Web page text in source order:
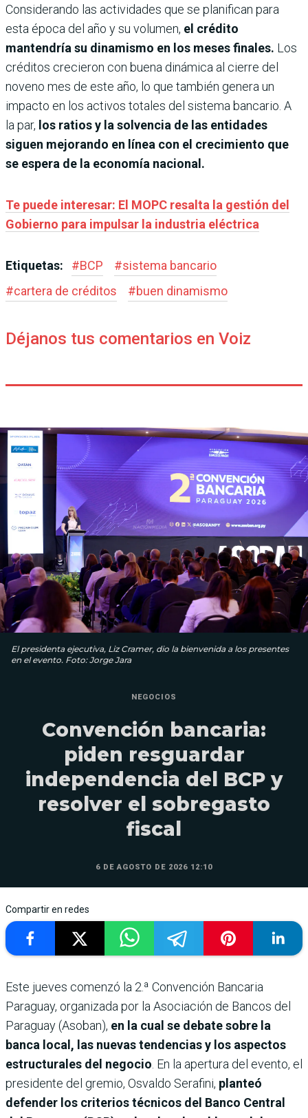
Considerando las actividades que se planifican para
esta época del año y su volumen, el crédito
mantendría su dinamismo en los meses finales. Los
créditos crecieron con buena dinámica al cierre del
noveno mes de este año, lo que también genera un
impacto en los activos totales del sistema bancario. A
la par, los ratios y la solvencia de las entidades
siguen mejorando en línea con el crecimiento que
se espera de la economía nacional.
Te puede interesar: El MOPC resalta la gestión del
Gobierno para impulsar la industria eléctrica
Etiquetas: #BCP #sistema bancario
#cartera de créditos #buen dinamismo
Déjanos tus comentarios en Voiz
El presidenta ejecutiva, Liz Cramer, dio la bienvenida a los presentes
en el evento. Foto: Jorge Jara
NEGOCIOS
Convención bancaria:
piden resguardar
independencia del BCP y
resolver el sobregasto
fiscal
6 DE AGOSTO DE 2026 12:10
Compartir en redes
Este jueves comenzó la 2.ª Convención Bancaria
Paraguay, organizada por la Asociación de Bancos del
Paraguay (Asoban), en la cual se debate sobre la
banca local, las nuevas tendencias y los aspectos
estructurales del negocio. En la apertura del evento, el
presidente del gremio, Osvaldo Serafini, planteó
defender los criterios técnicos del Banco Central